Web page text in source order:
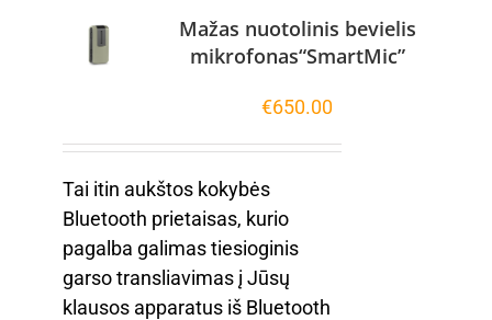
Mažas nuotolinis bevielis
mikrofonas“SmartMic”
€650.00
Tai itin aukštos kokybės
Bluetooth prietaisas, kurio
pagalba galimas tiesioginis
garso transliavimas į Jūsų
klausos apparatus iš Bluetooth